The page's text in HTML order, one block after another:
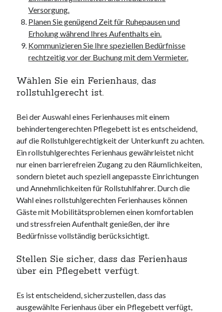
Versorgung.
Planen Sie genügend Zeit für Ruhepausen und
Erholung während Ihres Aufenthalts ein.
Kommunizieren Sie Ihre speziellen Bedürfnisse
rechtzeitig vor der Buchung mit dem Vermieter.
Wählen Sie ein Ferienhaus, das
rollstuhlgerecht ist.
Bei der Auswahl eines Ferienhauses mit einem
behindertengerechten Pflegebett ist es entscheidend,
auf die Rollstuhlgerechtigkeit der Unterkunft zu achten.
Ein rollstuhlgerechtes Ferienhaus gewährleistet nicht
nur einen barrierefreien Zugang zu den Räumlichkeiten,
sondern bietet auch speziell angepasste Einrichtungen
und Annehmlichkeiten für Rollstuhlfahrer. Durch die
Wahl eines rollstuhlgerechten Ferienhauses können
Gäste mit Mobilitätsproblemen einen komfortablen
und stressfreien Aufenthalt genießen, der ihre
Bedürfnisse vollständig berücksichtigt.
Stellen Sie sicher, dass das Ferienhaus
über ein Pflegebett verfügt.
Es ist entscheidend, sicherzustellen, dass das
ausgewählte Ferienhaus über ein Pflegebett verfügt,